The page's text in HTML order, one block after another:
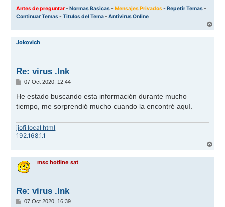
Antes de preguntar-Normas Basicas-Mensajes Privados-Repetir Temas-
Continuar Temas-Titulos del Tema-Antivirus Online
r
Jokovich
Re: virus .Ink
M
n
s
a
07 Oct 2020, 12:44
He estado buscando esta información durante mucho
tiempo, me sorprendió mucho cuando la encontré aquí.
jiofi local html
192.168.1.1
r
msc hotline sat
Re: virus .Ink
M
07 Oct 2020, 16:39